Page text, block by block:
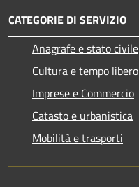
CATEGORIE DI SERVIZIO
Anagrafe e stato civile
Cultura e tempo libero
Imprese e Commercio
Catasto e urbanistica
Mobilità e trasporti